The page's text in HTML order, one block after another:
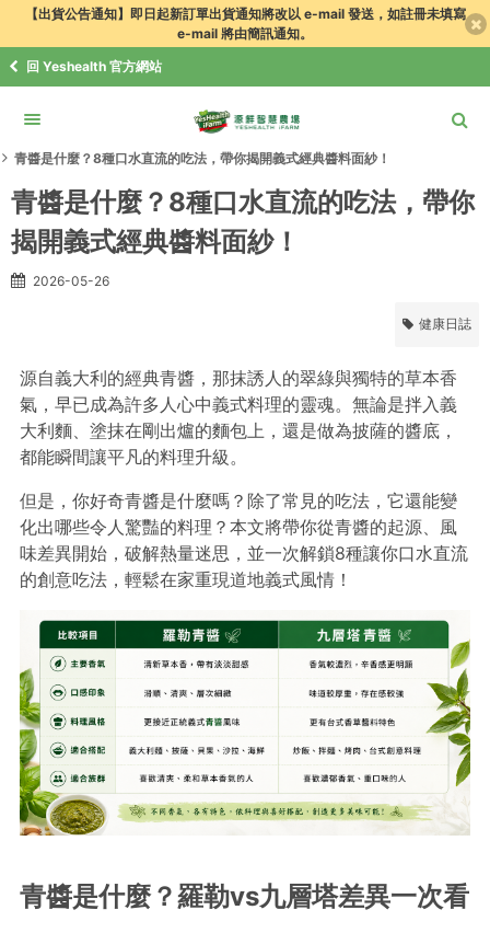
【出貨公告通知】即日起新訂單出貨通知將改以 e-mail 發送，如註冊未填寫
e-mail 將由簡訊通知。
回 Yeshealth 官方網站
青醬是什麼？8種口水直流的吃法，帶你揭開義式經典醬料面紗！
青醬是什麼？8種口水直流的吃法，帶你
揭開義式經典醬料面紗！
2026-05-26
健康日誌
源自義大利的經典青醬，那抹誘人的翠綠與獨特的草本香
氣，早已成為許多人心中義式料理的靈魂。無論是拌入義
大利麵、塗抹在剛出爐的麵包上，還是做為披薩的醬底，
都能瞬間讓平凡的料理升級。
但是，你好奇青醬是什麼嗎？除了常見的吃法，它還能變
化出哪些令人驚豔的料理？本文將帶你從青醬的起源、風
味差異開始，破解熱量迷思，並一次解鎖8種讓你口水直流
的創意吃法，輕鬆在家重現道地義式風情！
青醬是什麼？羅勒vs九層塔差異一次看